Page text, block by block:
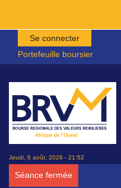
Aller au contenu principal
Se connecter
Portefeuille boursier
Jeudi, 6 août, 2026 - 21:52
Séance fermée